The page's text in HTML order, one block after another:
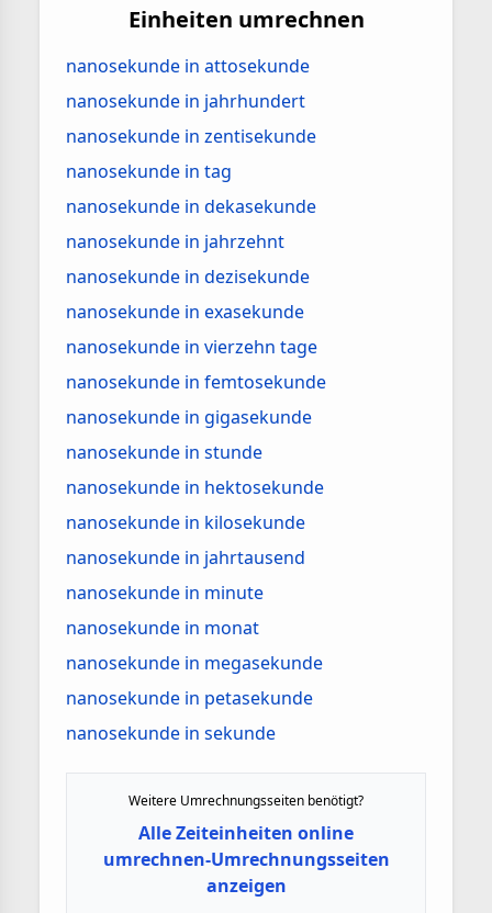
Einheiten umrechnen
nanosekunde in attosekunde
nanosekunde in jahrhundert
nanosekunde in zentisekunde
nanosekunde in tag
nanosekunde in dekasekunde
nanosekunde in jahrzehnt
nanosekunde in dezisekunde
nanosekunde in exasekunde
nanosekunde in vierzehn tage
nanosekunde in femtosekunde
nanosekunde in gigasekunde
nanosekunde in stunde
nanosekunde in hektosekunde
nanosekunde in kilosekunde
nanosekunde in jahrtausend
nanosekunde in minute
nanosekunde in monat
nanosekunde in megasekunde
nanosekunde in petasekunde
nanosekunde in sekunde
Weitere Umrechnungsseiten benötigt?
Alle Zeiteinheiten online
umrechnen-Umrechnungsseiten
anzeigen